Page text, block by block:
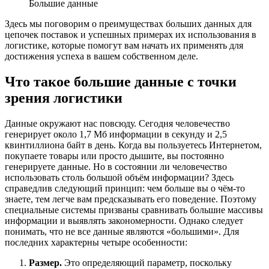
Большие данные
Здесь мы поговорим о преимуществах больших данных для
цепочек поставок и успешных примерах их использования в
логистике, которые помогут вам начать их применять для
достижения успеха в вашем собственном деле.
Что такое большие данные с точки
зрения логистики
Данные окружают нас повсюду. Сегодня человечество
генерирует около 1,7 Мб информации в секунду и 2,5
квинтиллиона байт в день. Когда вы пользуетесь Интернетом,
покупаете товары или просто дышите, вы постоянно
генерируете данные. Но в состоянии ли человечество
использовать столь большой объём информации? Здесь
справедлив следующий принцип: чем больше вы о чём-то
знаете, тем легче вам предсказывать его поведение. Поэтому
специальные системы призваны сравнивать большие массивы
информации и выявлять закономерности. Однако следует
понимать, что не все данные являются «большими». Для
последних характерны четыре особенности:
Размер. Это определяющий параметр, поскольку